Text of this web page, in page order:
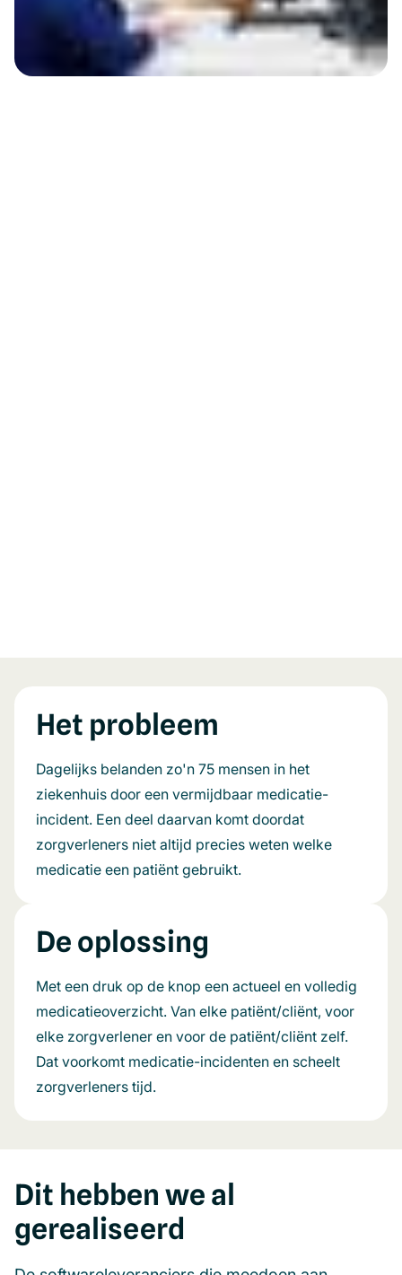
Het probleem
Dagelijks belanden zo'n 75 mensen in het
ziekenhuis door een vermijdbaar medicatie-
incident. Een deel daarvan komt doordat
zorgverleners niet altijd precies weten welke
medicatie een patiënt gebruikt.
De oplossing
Met een druk op de knop een actueel en volledig
medicatieoverzicht. Van elke patiënt/cliënt, voor
elke zorgverlener en voor de patiënt/cliënt zelf.
Dat voorkomt medicatie-incidenten en scheelt
zorgverleners tijd.
Dit hebben we al
gerealiseerd